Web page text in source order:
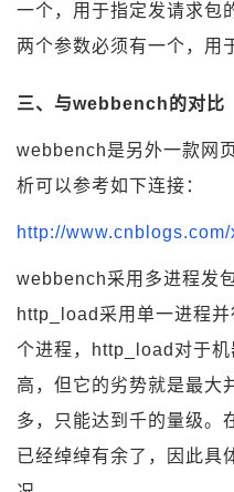
一个，用于指定发请求
两个参数必须有一个，用
三、与webbench的对比
webbench是另外一款网
析可以参考如下连接：
http://
webbench采用多进程发
http_load采用单一进程
个进程，http_load对于
高，但它的劣势就是最大
多，只能达到千的量级。
已经绰绰有余了，因此具